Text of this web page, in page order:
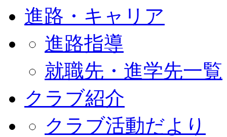
進路・キャリア
進路指導
就職先・進学先一覧
クラブ紹介
クラブ活動だより